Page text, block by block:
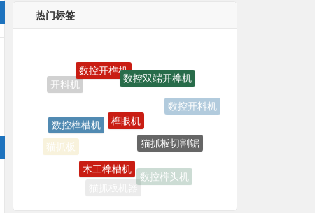
热门标签
数控双端开榫机
数控开料机
猫抓板
榫眼机
猫抓板切割锯
数控榫头机
猫抓板机器